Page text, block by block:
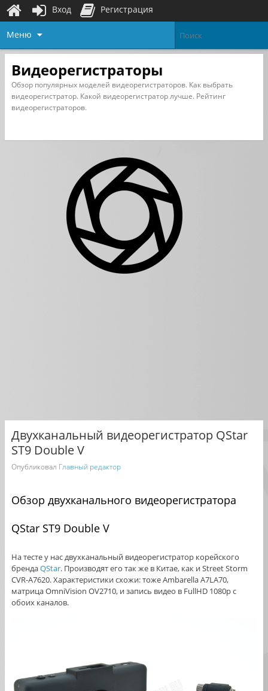
Меню
Видеорегистраторы
Обзор популярных моделей видеорегистраторов. Как выбрать
видеорегистратор. Какой видеорегистратор лучше. Рейтинг
видеорегистраторов.
Двухканальный видеорегистратор QStar
ST9 Double V
Опубликовал Главный редактор
Обзор двухканального видеорегистратора
QStar ST9 Double V
На тесте у нас двухканальный видеорегистратор корейского
брендаQStar. Производят его так же в Китае, как и Street Storm
CVR-A7620. Характеристики схожи: тоже Ambarella A7LA70,
матрица OmniVision OV2710, и запись видео в FullHD 1080p с
обоих каналов.
Вход Регистрация